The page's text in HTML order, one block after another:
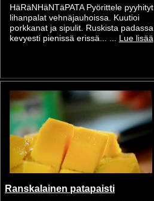
HäRäNHäNTäPATA Pyörittele pyyhityt
lihanpalat vehnäjauhoissa. Kuutioi
porkkanat ja sipulit. Ruskista padassa
kevyesti pienissä erissä... ... Lue lisää
Ranskalainen patapaisti